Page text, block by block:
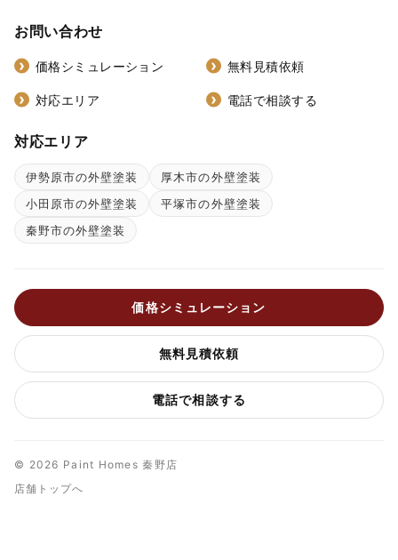
お問い合わせ
価格シミュレーション 無料見積依頼
対応エリア 電話で相談する
対応エリア
伊勢原市の外壁塗装
厚木市の外壁塗装
小田原市の外壁塗装
平塚市の外壁塗装
秦野市の外壁塗装
価格シミュレーション
無料見積依頼
電話で相談する
© 2026 Paint Homes 秦野店
店舗トップへ